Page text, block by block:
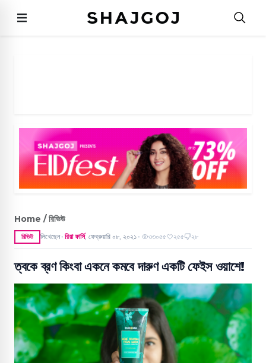
Home / রিভিউ
রিভিউ লিখেছেন ● রিয়া ফার্সি, ফেব্রুয়ারি ০৮, ২০২১ ● ৩৩০৫৫ ২৫৫ ২৮
ত্বকে ব্রণ কিংবা একনে কমবে দারুণ একটি ফেইস ওয়াশে!